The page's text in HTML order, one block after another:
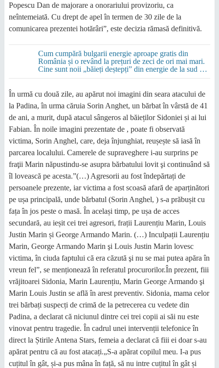
Popescu Dan de majorare a onorariului provizoriu, ca
neîntemeiată. Cu drept de apel în termen de 30 zile de la
comunicarea prezentei hotărâri”, este decizia rămasă definitivă.
Cum cumpără bulgarii energie aproape gratis din
România și o revând la prețuri de zeci de ori mai mari.
Cine sunt noii „băieți deștepți” din energie de la sud de
Dunăre
În urmă cu două zile, au apărut noi imagini din seara atacului de
la Padina, în urma căruia Sorin Anghet, un bărbat în vârstă de 41
de ani, a murit, după atacul sângeros al băieților Sidoniei și ai lui
Fabian. În noile imagini prezentate de , poate fi observată
victima, Sorin Anghel, care, deja înjunghiat, reușește să iasă în
parcarea localului. Camerele de supraveghere i-au surprins pe
fraţii Marin năpustindu-se asupra bărbatului lovit şi continuând să
îl lovească pe acesta.”(…) Agresorii au fost îndepărtați de
persoanele prezente, iar victima a fost scoasă afară de aparținători
pe ușa principală, unde bărbatul (Sorin Anghel, ) s-a prăbușit cu
fața în jos peste o masă. În același timp, pe ușa de acces
secundară, au ieșit cei trei agresori, frații Laurențiu Marin, Louis
Justin Marin și George Armando Marin. (…) Inculpații Laurențiu
Marin, George Armando Marin şi Louis Justin Marin lovesc
victima, în ciuda faptului că era căzută şi nu se mai putea apăra în
vreun fel”, se menționează în referatul procurorilor.În prezent, fiii
vrăjitoarei Sidonia, Marin Laurențiu, Marin George Armando şi
Marin Louis Justin se află în arest preventiv. Sidonia, mama celor
trei bărbați suspecți de crimă de la petrecerea cu vedete din
Padina, a declarat că niciunul dintre cei trei copii ai săi nu este
vinovat pentru tragedie. În cadrul unei intervenții telefonice în
direct la Știrile Antena Stars, femeia a declarat că fiii ei doar s-au
apărat pentru că au fost atacați.„S-a apărat copilul meu. I-a pus
cuțitul în gât, și-a pus mâna în față, să nu intre cuțitul în gât și